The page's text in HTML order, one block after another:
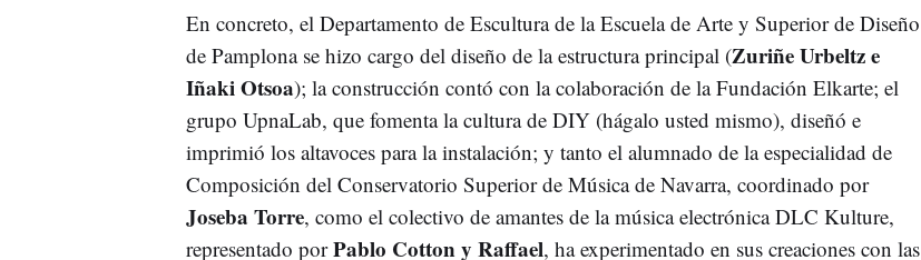
En concreto, el Departamento de Escultura de la Escuela de Arte y Superior de Diseño
de Pamplona se hizo cargo del diseño de la estructura principal (Zuriñe Urbeltz e
Iñaki Otsoa); la construcción contó con la colaboración de la Fundación Elkarte; el
grupo UpnaLab, que fomenta la cultura de DIY (hágalo usted mismo), diseñó e
imprimió los altavoces para la instalación; y tanto el alumnado de la especialidad de
Composición del Conservatorio Superior de Música de Navarra, coordinado por
Joseba Torre, como el colectivo de amantes de la música electrónica DLC Kulture,
representado porPablo Cotton y Raffael, ha experimentado en sus creaciones con las